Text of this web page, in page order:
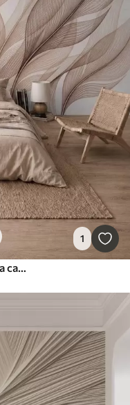
1
Елегантна ботаничка композиција са великим стилизованим листовима